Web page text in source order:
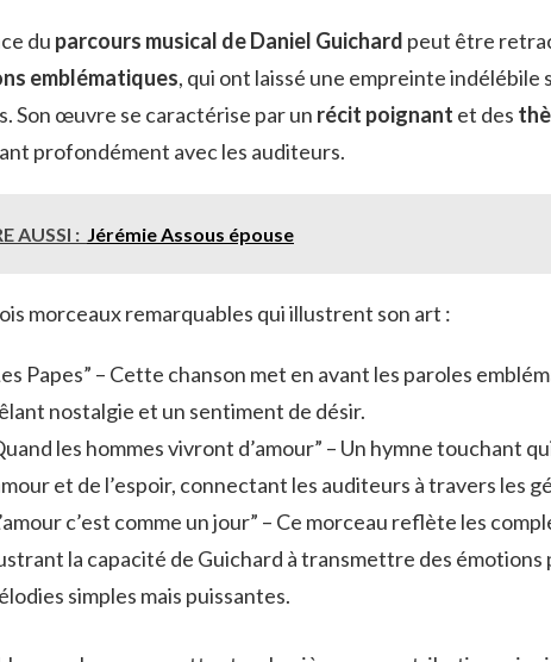
du parcours musical de Daniel Guichard peut être
emblématiques, qui ont laissé une empreinte indélébile
Son œuvre se caractérise par un récit poignant et des
profondément avec les auditeurs.
AUSSI : Jérémie Assous épouse
morceaux remarquables qui illustrent son art :
Papes” – Cette chanson met en avant les paroles
nostalgie et un sentiment de désir.
les hommes vivront d’amour” – Un hymne touchant
et de l’espoir, connectant les auditeurs à travers les
c’est comme un jour” – Ce morceau reflète les
la capacité de Guichard à transmettre des émotions
simples mais puissantes.